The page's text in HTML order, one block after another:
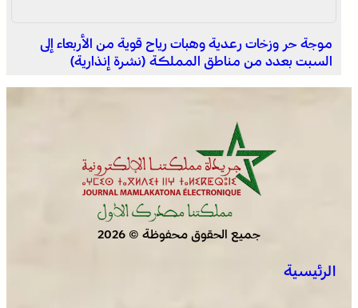
بولمان تفتتح الدورة الثانية لمهرجان الزعفران والنباتات الطبية
العرائش .. فتح بحث قضائي إثر تصريحات واتهامات زائفة
موجة حر وزخات رعدية وهبات رياح قوية من الأربعاء إلى
السبت بعدد من مناطق المملكة (نشرة إنذارية)
جميع الحقوق محفوظة © 2026
الرئيسية